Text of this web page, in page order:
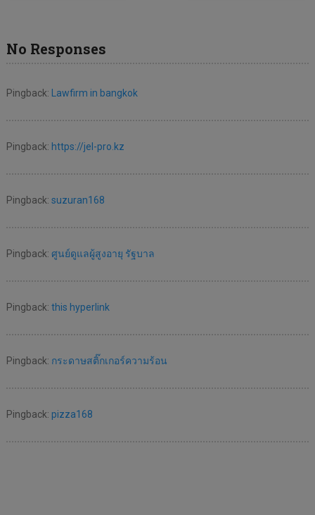
No Responses
Pingback: Lawfirm in bangkok
Pingback: https://jel-pro.kz
Pingback: suzuran168
Pingback: ศูนย์ดูแลผู้สูงอายุ รัฐบาล
Pingback: this hyperlink
Pingback: กระดาษสติ๊กเกอร์ความร้อน
Pingback: pizza168